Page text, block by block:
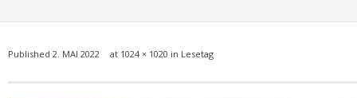
Published 2. MAI 2022 at 1024 × 1020 in Lesetag